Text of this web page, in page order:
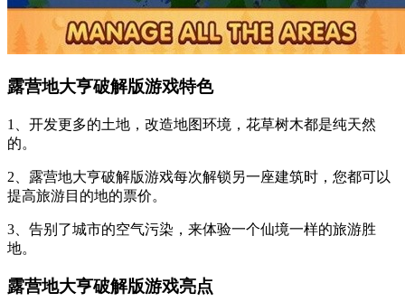
露营地大亨破解版游戏特色
1、开发更多的土地，改造地图环境，花草树木都是纯天然
的。
2、露营地大亨破解版游戏每次解锁另一座建筑时，您都可以
提高旅游目的地的票价。
3、告别了城市的空气污染，来体验一个仙境一样的旅游胜
地。
露营地大亨破解版游戏亮点